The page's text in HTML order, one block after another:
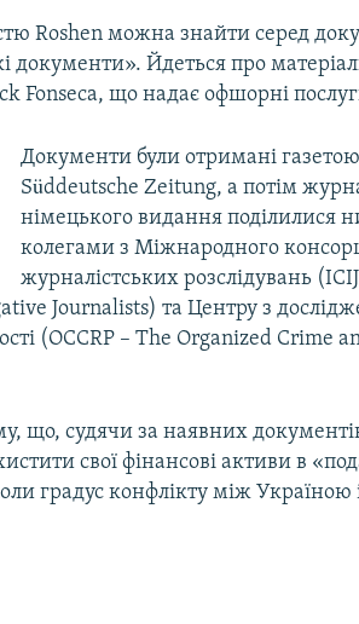
Roshen можна знайти серед
документи». Йдеться про
Fonseca, що надає офшорні
Документи були отримані газетою
Süddeutsche Zeitung, а потім
німецького видання поділилися
колегами з Міжнародного
журналістських розслідувань
Journalists) та Центру з
(OCCRP – The Organized Crime
що, судячи за наявних
свої фінансові активи в
градус конфлікту між Україною